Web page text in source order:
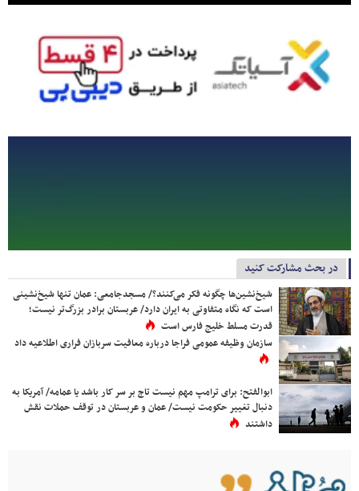
در بحث مشارکت کنید
شیخ‌نشین‌ها چگونه فکر می‌کنند؟/ مسجدجامعی: عمان تنها شیخ‌نشینی
است که نگاه متفاوتی به ایران دارد/ عربستان برادر بزرگ‌تر نیست؛
قدرت مسلط خلیج فارس است
سازمان وظیفه عمومی فراجا درباره معافیت سربازان فراری اطلاعیه داد
ابوالفتح: برای ترامپ مهم نیست تاج بر سر کار باشد یا عمامه/ آمریکا به
دنبال تغییر حکومت نیست/ عمان و عربستان در توقف حملات نقش
داشتند